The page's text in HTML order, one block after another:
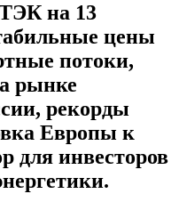
на 13
цены
потоки,
рынке
рекорды
Европы к
для инвесторов